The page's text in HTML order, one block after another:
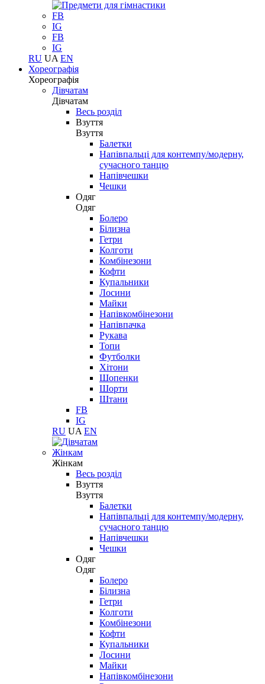
FB
IG
FB
IG
RU UA EN
Хореографія
Хореографія
Дівчатам
Дівчатам
Весь розділ
Взуття
Взуття
Балетки
Напівпальці для контемпу/модерну,
сучасного танцю
Напівчешки
Чешки
Одяг
Одяг
Болеро
Білизна
Гетри
Колготи
Комбінезони
Кофти
Купальники
Лосини
Майки
Напівкомбінезони
Напівпачка
Рукава
Топи
Футболки
Хітони
Шопенки
Шорти
Штани
FB
IG
RU UA EN
Жінкам
Жінкам
Весь розділ
Взуття
Взуття
Балетки
Напівпальці для контемпу/модерну,
сучасного танцю
Напівчешки
Чешки
Одяг
Одяг
Болеро
Білизна
Гетри
Колготи
Комбінезони
Кофти
Купальники
Лосини
Майки
Напівкомбінезони